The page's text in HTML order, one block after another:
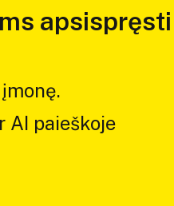
apsispręsti
AI paieškoje